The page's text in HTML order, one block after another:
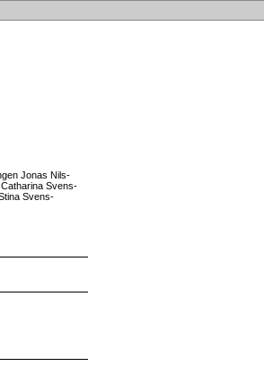
Jonas Nils-
Svens-
Svens-